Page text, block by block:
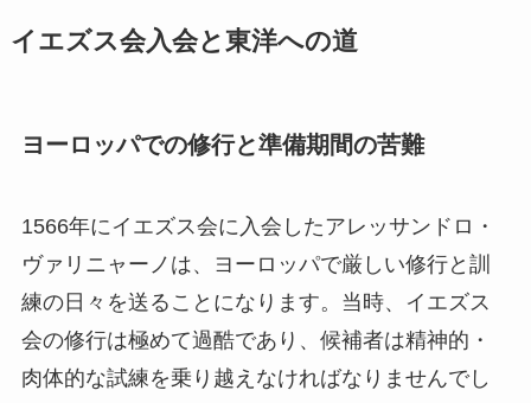
イエズス会入会と東洋への道
ヨーロッパでの修行と準備期間の苦難
1566年にイエズス会に入会したアレッサンドロ・
ヴァリニャーノは、ヨーロッパで厳しい修行と訓
練の日々を送ることになります。当時、イエズス
会の修行は極めて過酷であり、候補者は精神的・
肉体的な試練を乗り越えなければなりませんでし